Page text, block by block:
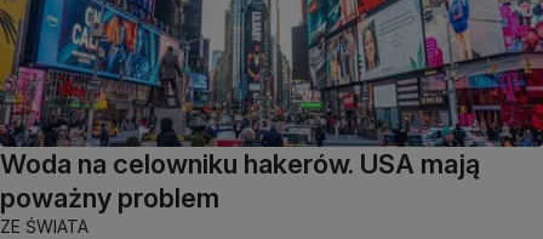
Woda na celowniku hakerów. USA mają
poważny problem
ZE ŚWIATA